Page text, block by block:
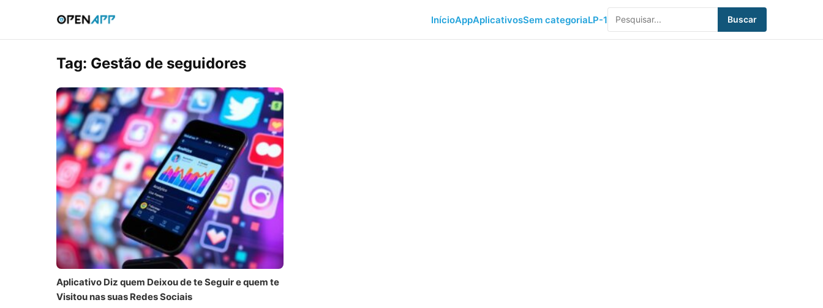
InícioAppAplicativosSem categoriaLP-1 Buscar
Tag: Gestão de seguidores
Aplicativo Diz quem Deixou de te Seguir e quem te
Visitou nas suas Redes Sociais